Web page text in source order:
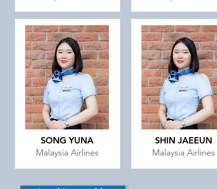
SONG YUNA
Malaysia Airlines
SHIN JAEEUN
Malaysia Airlines